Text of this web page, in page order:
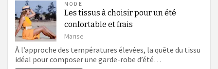
MODE
Les tissus à choisir pour un été
confortable et frais
Marise
À l’approche des températures élevées, la quête du tissu
idéal pour composer une garde-robe d’été…